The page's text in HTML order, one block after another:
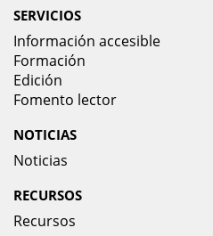
SERVICIOS
Información accesible
Formación
Edición
Fomento lector
NOTICIAS
Noticias
RECURSOS
Recursos